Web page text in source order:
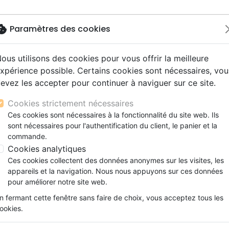
Nouveautés Bibles
gros caractères
d'étude
de mariage
Nouveaux Testaments
Evangiles et extraits
Bibles langues étrangères
Livres
Audio
Couple, famille, individu
Enfants
Formation
Jeunesse
adultes
CD Jeunesse
CD Isräel
Noël, Musique de fête
CD Enfants
spectacles
conférences
Films, fiction
Histoires vraies,
Commerce équitable
Accessoires de Bible
produits par auteur
: Par page :
favorite_border
Paramètres des cookies
utilisons des cookies pour vous offrir la meilleure
possible. Certains cookies sont nécessaires,
les accepter pour continuer à naviguer sur ce site.
Cookies strictement nécessaires
Ces cookies sont nécessaires à la fonctionnalité du site web. Ils
sont nécessaires pour l'authentification du client, le panier et la
commande.
Cookies analytiques
Ces cookies collectent des données anonymes sur les visites, les
appareils et la navigation. Nous nous appuyons sur ces données
pour améliorer notre site web.
fermant cette fenêtre sans faire de choix, vous acceptez tous les